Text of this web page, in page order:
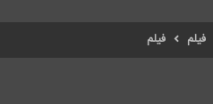
فیلم فیلم